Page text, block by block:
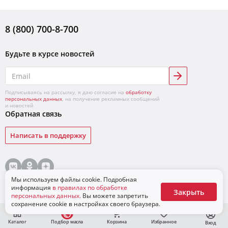
Каталог Подбор масла Корзина Избранное Вход
8 (800) 700-8-700
Будьте в курсе новостей
Подписываясь на рассылку, я даю согласие на обработку
персональных данных, на получение рекламных сообщений
и новостей
Обратная связь
Написать в поддержку
© «ЛУКОЙЛ»,2026 Условия продажи товаров
Для бизнеса
Мы используем файлы cookie. Подробная
информация в правилах по обработке
персональных данных. Вы можете запретить
сохранение cookie в настройках своего браузера.
Закрыть